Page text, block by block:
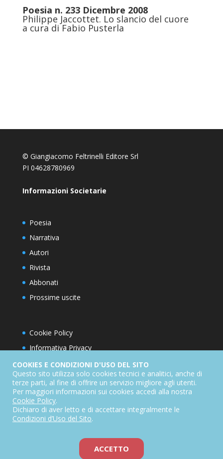
Poesia n. 233 Dicembre 2008
Philippe Jaccottet. Lo slancio del cuore
a cura di Fabio Pusterla
© Giangiacomo Feltrinelli Editore Srl
PI 04628780969
Informazioni Societarie
Poesia
Narrativa
Autori
Rivista
Abbonati
Prossime uscite
Cookie Policy
Informativa Privacy
Condizioni d’utilizzo del sito
Condizioni generali di abbonamento
Informativa sul diritto di recesso
Dichiarazione di accessibilità
COOKIES E CONDIZIONI D'USO DEL SITO
Questo sito utilizza solo cookies tecnici e analitici, anche di
terze parti, al fine di offrire un servizio migliore agli utenti.
Per maggiori informazioni sui cookies accedi alla nostra
Cookie Policy.
Dichiaro di aver letto e di accettare integralmente le
Condizioni d’Uso del Sito.
ACCETTO